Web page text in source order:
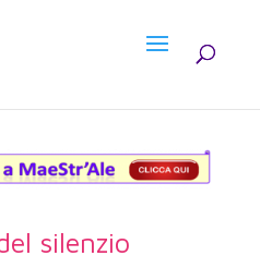
silenzio